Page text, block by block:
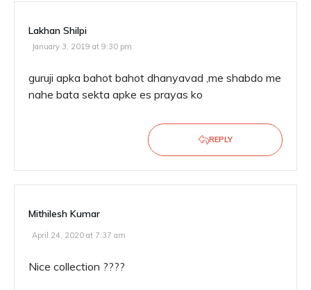
Lakhan Shilpi
January 3, 2019 at 9:30 pm
guruji apka bahot bahot dhanyavad ,me shabdo me
nahe bata sekta apke es prayas ko
REPLY
Mithilesh Kumar
April 24, 2020 at 7:37 am
Nice collection ????